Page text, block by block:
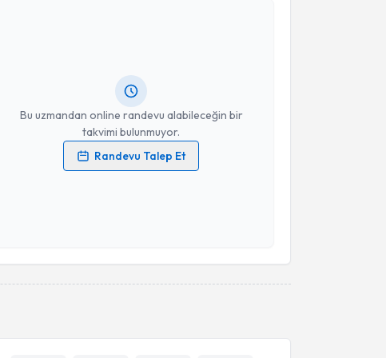
Bu uzmandan online randevu alabileceğin bir
takvimi bulunmuyor.
Randevu Talep Et
Kişisel verilerimin işlenmesine ilişkinAydınlatma Metni